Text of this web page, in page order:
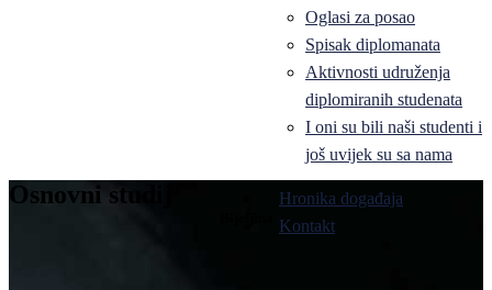
Oglasi za posao
Spisak diplomanata
Aktivnosti udruženja
diplomiranih studenata
I oni su bili naši studenti i
još uvijek su sa nama
Hronika događaja
Kontakt
Osnovni studij